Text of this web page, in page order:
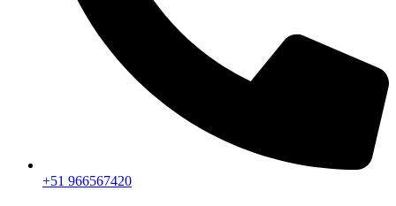
+51 966567420